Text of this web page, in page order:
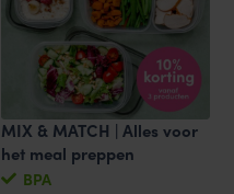
MIX & MATCH | Alles voor
het meal preppen
BPA